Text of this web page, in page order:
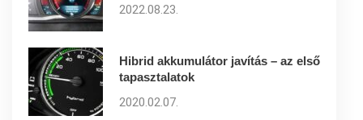
2022.08.23.
Hibrid akkumulátor javítás – az első
tapasztalatok
2020.02.07.